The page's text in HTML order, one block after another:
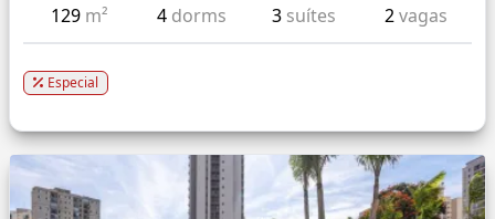
129 m² 4 dorms 3 suítes 2vagas
Especial